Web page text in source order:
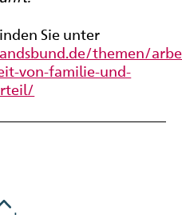
Sie unter
themen/
von-familie-und-